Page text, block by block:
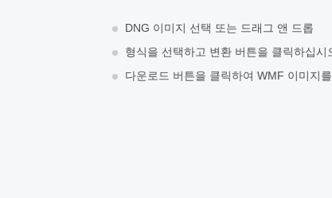
DNG 이미지 선택 또는 드래그 앤 드롭
형식을 선택하고 변환 버튼을 클릭하십시
다운로드 버튼을 클릭하여 WMF 이미지